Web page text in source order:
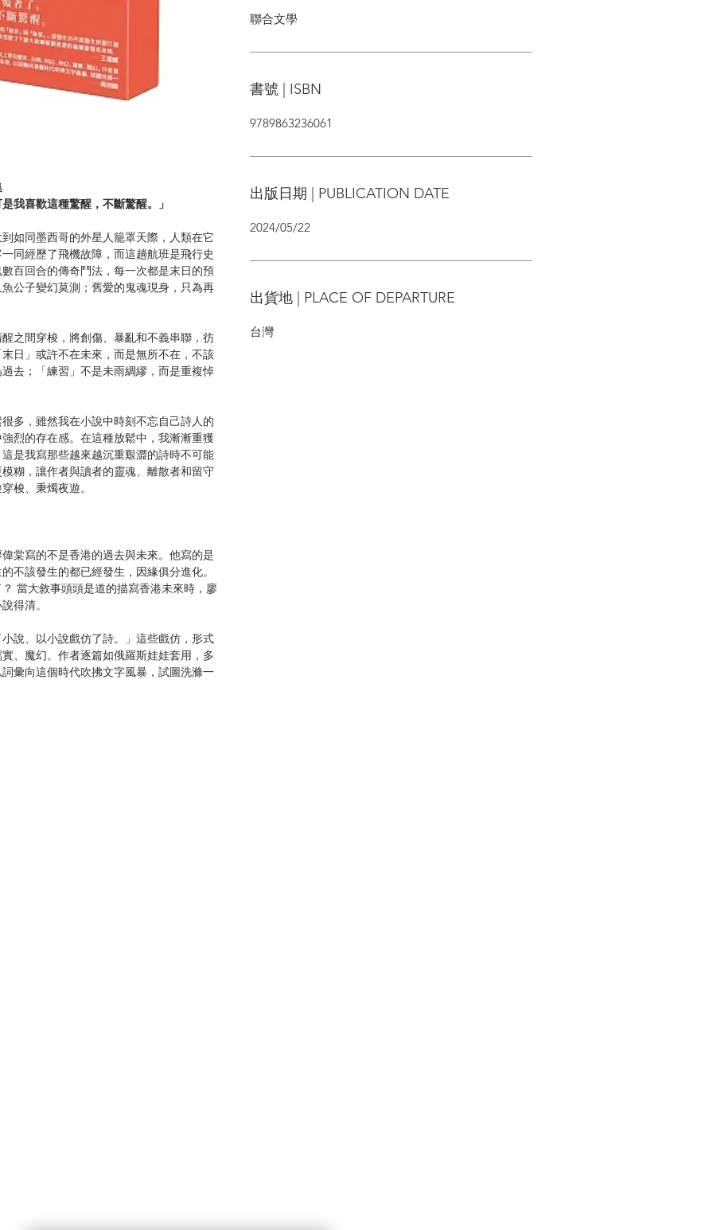
我喜歡這種驚醒，不斷驚醒。」
同墨西哥的外星人籠罩天際，人類在它
同經歷了飛機故障，而這趟航班是飛行史
百回合的傳奇鬥法，每一次都是末日的預
公子變幻莫測；舊愛的鬼魂現身，只為再
間穿梭，將創傷、暴亂和不義串聯，彷
日」或許不在未來，而是無所不在，不該
去；「練習」不是未雨綢繆，而是重複悼
，雖然我在小說中時刻不忘自己詩人的
烈的存在感。在這種放鬆中，我漸漸重獲
是我寫那些越來越沉重艱澀的詩時不可能
糊，讓作者與讀者的靈魂、離散者和留守
梭、秉燭夜遊。
寫的不是香港的過去與未來。他寫的是
不該發生的都已經發生，因緣俱分進化。
當大敘事頭頭是道的描寫香港未來時，廖
得清。
、以小說戲仿了詩。」這些戲仿，形式
、魔幻。作者逐篇如俄羅斯娃娃套用，多
彙向這個時代吹拂文字風暴，試圖洗滌一
聯合文學
書號 | ISBN
9789863236061
出版日期 | PUBLICATION DATE
2024/05/22
出貨地 | PLACE OF DEPARTURE
台灣